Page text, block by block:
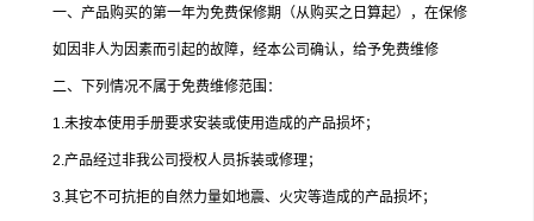
一、产品购买的第一年为免费保修期（从购买之日算起），在保修
如因非人为因素而引起的故障，经本公司确认，给予免费维修
二、下列情况不属于免费维修范围：
1.未按本使用手册要求安装或使用造成的产品损坏；
2.产品经过非我公司授权人员拆装或修理；
3.其它不可抗拒的自然力量如地震、火灾等造成的产品损坏；